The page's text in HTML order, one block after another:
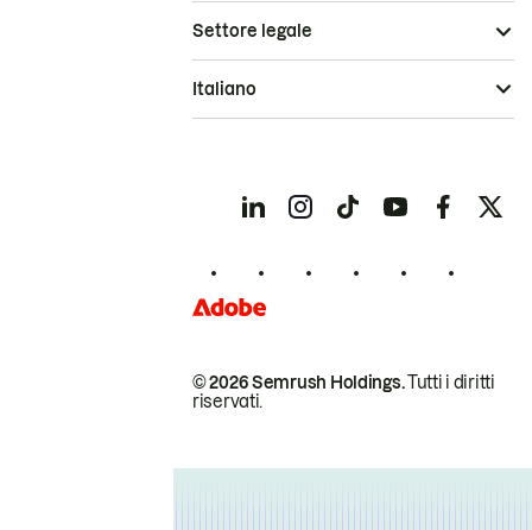
© 2026 Semrush Holdings.Tutti i diritti
riservati.
Settore legale
Italiano